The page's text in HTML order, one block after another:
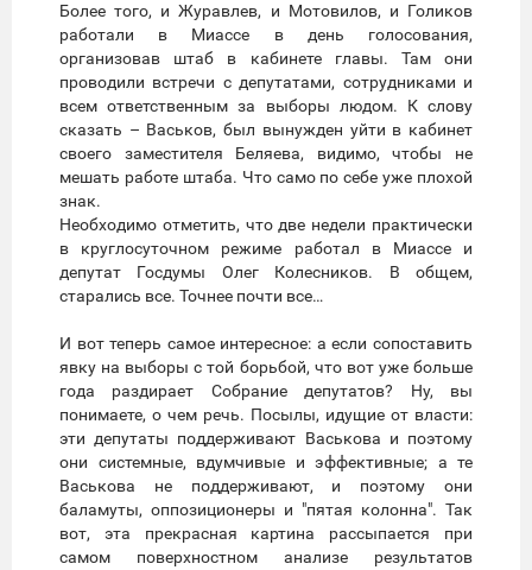
Более того, и Журавлев, и Мотовилов, и Голиков
работали в Миассе в день голосования,
организовав штаб в кабинете главы. Там они
проводили встречи с депутатами, сотрудниками и
всем ответственным за выборы людом. К слову
сказать – Васьков, был вынужден уйти в кабинет
своего заместителя Беляева, видимо, чтобы не
мешать работе штаба. Что само по себе уже плохой
знак.
Необходимо отметить, что две недели практически
в круглосуточном режиме работал в Миассе и
депутат Госдумы Олег Колесников. В общем,
старались все. Точнее почти все…
И вот теперь самое интересное: а если сопоставить
явку на выборы с той борьбой, что вот уже больше
года раздирает Собрание депутатов? Ну, вы
понимаете, о чем речь. Посылы, идущие от власти:
эти депутаты поддерживают Васькова и поэтому
они системные, вдумчивые и эффективные; а те
Васькова не поддерживают, и поэтому они
баламуты, оппозиционеры и "пятая колонна". Так
вот, эта прекрасная картина рассыпается при
самом поверхностном анализе результатов